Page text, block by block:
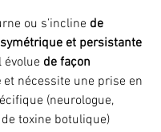
ou s’incline de
et persistante
évolue de façon
et nécessite une prise en
(neurologue,
toxine botulique)